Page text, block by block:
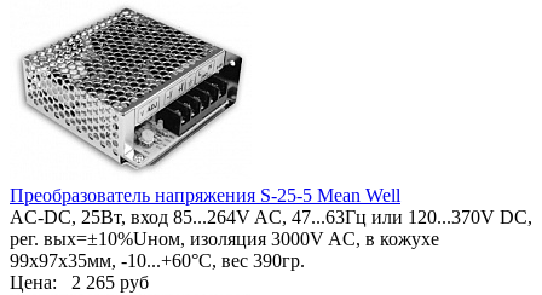
Преобразователь напряжения S-25-5 Mean Well
AC-DC, 25Вт, вход 85...264V AC, 47...63Гц или 120...370V DC,
рег. вых=±10%Uном, изоляция 3000V AC, в кожухе
99х97х35мм, -10...+60°С, вес 390гр.
Цена: 2 265 руб